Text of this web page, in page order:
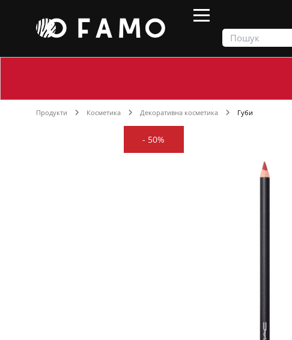
Продукти Косметика Декоративна косметика Губи
- 50%